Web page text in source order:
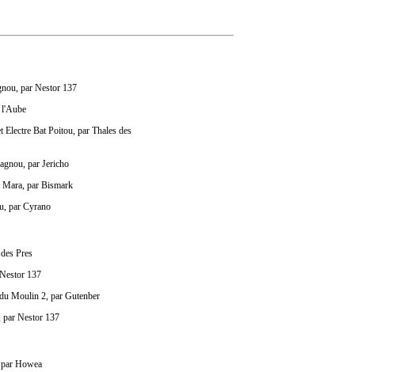
par Nestor 137
l'Aube
Bat Poitou, par Thales des
par Jericho
par Bismark
par Cyrano
Pres
137
Moulin 2, par Gutenber
Nestor 137
Howea